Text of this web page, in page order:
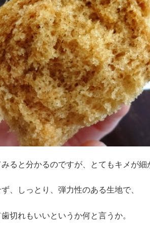
ると分かるのですが、とてもキメが細
、しっとり、弾力性のある生地で、
切れもいいというか何と言うか。